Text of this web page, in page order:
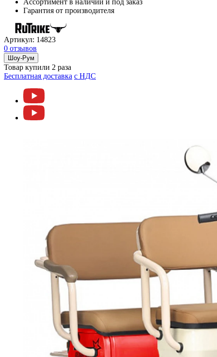
Гарантия от производителя
Артикул: 14823
0 отзывов
Шоу-Рум
Товар купили 2 раза
Бесплатная доставка c НДС